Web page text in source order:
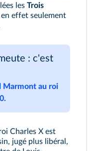
les Trois
effet seulement
: c'est
Marmont au roi
Charles X est
jugé plus libéral,